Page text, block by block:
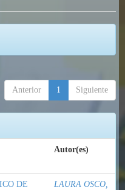
Anterior 1 Siguiente
Autor(es)
DE
LAURA OSCO,